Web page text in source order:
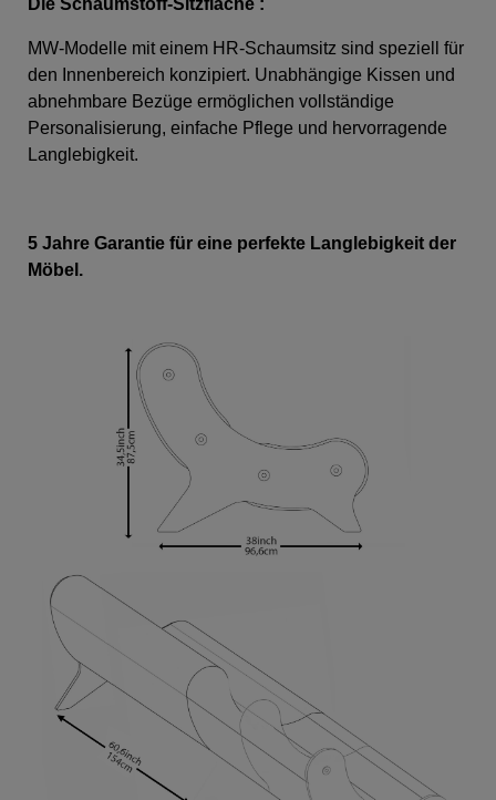
Die Schaumstoff-Sitzfläche :
MW-Modelle mit einem HR-Schaumsitz sind speziell für
den Innenbereich konzipiert. Unabhängige Kissen und
abnehmbare Bezüge ermöglichen vollständige
Personalisierung, einfache Pflege und hervorragende
Langlebigkeit.
5 Jahre Garantie für eine perfekte Langlebigkeit der
Möbel.